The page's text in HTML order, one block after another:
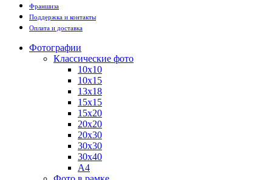
Франшиза
Поддержка и контакты
Оплата и доставка
Фотографии
Классические фото
10х10
10х15
13х18
15х15
15х20
20х20
20х30
30х30
30х40
А4